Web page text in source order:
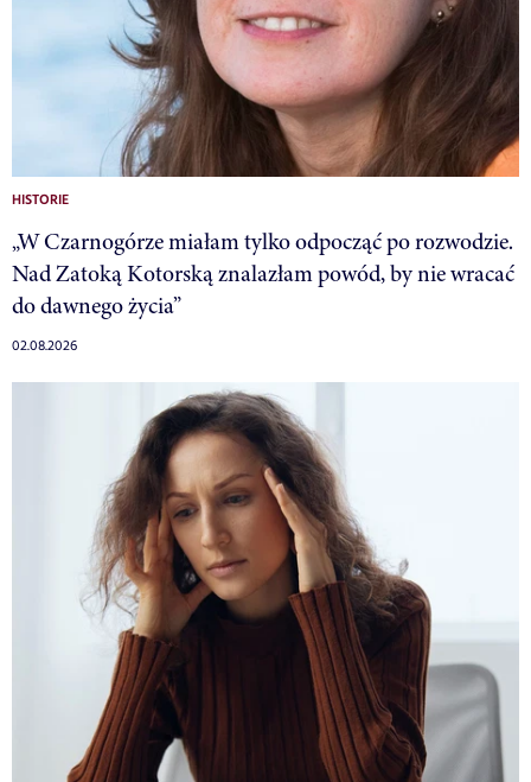
HISTORIE
„W Czarnogórze miałam tylko odpocząć po rozwodzie.
Nad Zatoką Kotorską znalazłam powód, by nie wracać
do dawnego życia”
02.08.2026